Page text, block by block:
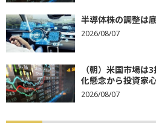
半導体株の調整は
2026/08/07
（朝）米国市場
化懸念から投資家
2026/08/07